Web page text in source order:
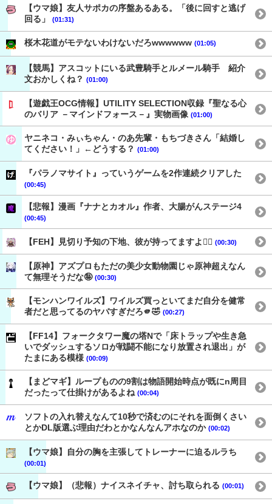
【ウマ娘】友人サポカの序盤あるある。「後に回すと逃げ
回る」
(01:31)
桜木花道がモテないわけないだろwwwwww (01:05)
【競馬】アスコットにいる武豊騎手とルメール騎手 紹介
文おかしくね？ (01:00)
【遊戯王OCG情報】UTILITY SELECTION収録『聖なる心
のバリア －マインドフォース－』実物画像 (01:00)
ヤニネコ・みぃちゃん・のあ先輩・もちづきさん「結婚し
てください！」←どうする？ (01:00)
『パラノマサイト』っていうゲームを2作連続クリアした
(00:45)
【悲報】漫画『ナナとカオル』作者、大腸がんステージ4
(00:45)
【FEH】見切り予知の下地、彼が持ってますよ👍🏻 (00:30)
【原神】アズプロもただの美少女動物園じゃ原神超えなん
て無理そうだな🤪 (00:30)
【モンハンワイルズ】ワイルズ買っといてまだ自分を健常
者だと思ってるのヤバすぎだろ🫵🤣 (00:27)
【FF14】フォークタワー魔の塔Nで「床トラップや生き急
いでダッシュするソロが戦闘不能になり放置され退出」が
たまにある模様 (00:09)
【まどマギ】ループものの9割は物語開始時点が既にn周目
だったって仕掛けがあるよね (00:04)
ソフトの入れ替えなんて10秒で済むのにそれを面倒くさい
とかDL版選ぶ理由だわとかなんなんアホなのか (00:02)
【ウマ娘】自分の胸を主張してトレーナーに迫るルラち
(00:01)
【ウマ娘】（悲報）ナイスネイチャ、討ち取られる (00:01)